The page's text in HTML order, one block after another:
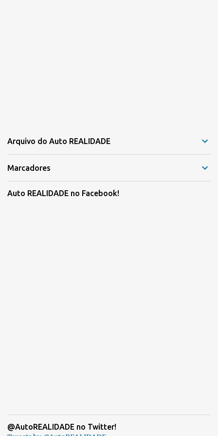
Arquivo do Auto REALIDADE
Marcadores
Auto REALIDADE no Facebook!
@AutoREALIDADE no Twitter!